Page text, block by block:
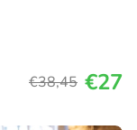
€38,45 €27